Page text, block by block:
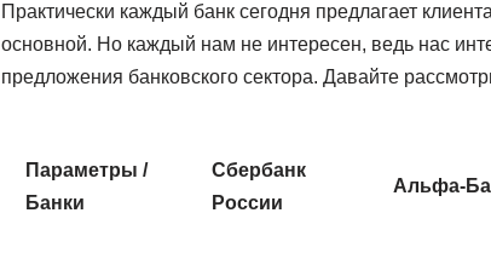
Практически каждый банк сегодня предлагает
основной. Но каждый нам не интересен, ведь нас
предложения банковского сектора. Давайте
Параметры /
Банки
Сбербанк
России
Альфа-